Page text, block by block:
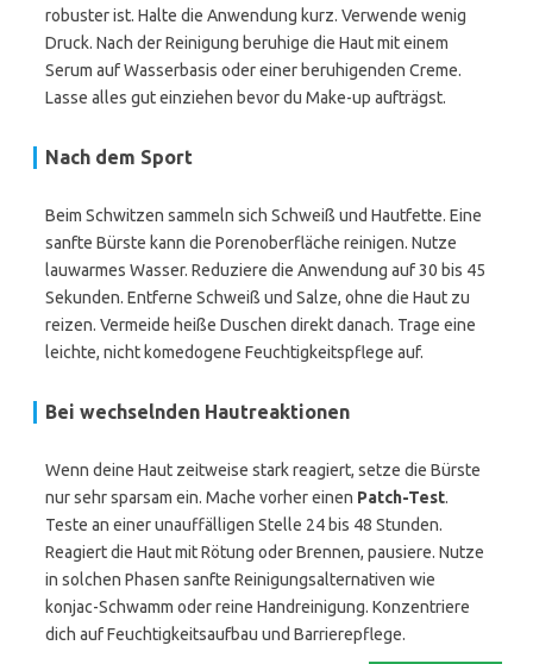
robuster ist. Halte die Anwendung kurz. Verwende wenig
Druck. Nach der Reinigung beruhige die Haut mit einem
Serum auf Wasserbasis oder einer beruhigenden Creme.
Lasse alles gut einziehen bevor du Make-up aufträgst.
Nach dem Sport
Beim Schwitzen sammeln sich Schweiß und Hautfette. Eine
sanfte Bürste kann die Porenoberfläche reinigen. Nutze
lauwarmes Wasser. Reduziere die Anwendung auf 30 bis 45
Sekunden. Entferne Schweiß und Salze, ohne die Haut zu
reizen. Vermeide heiße Duschen direkt danach. Trage eine
leichte, nicht komedogene Feuchtigkeitspflege auf.
Bei wechselnden Hautreaktionen
Wenn deine Haut zeitweise stark reagiert, setze die Bürste
nur sehr sparsam ein. Mache vorher einen Patch-Test.
Teste an einer unauffälligen Stelle 24 bis 48 Stunden.
Reagiert die Haut mit Rötung oder Brennen, pausiere. Nutze
in solchen Phasen sanfte Reinigungsalternativen wie
konjac-Schwamm oder reine Handreinigung. Konzentriere
dich auf Feuchtigkeitsaufbau und Barrierepflege.